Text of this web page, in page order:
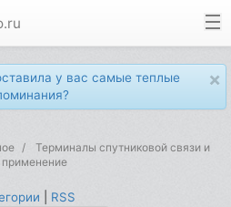
×
у вас самые теплые
Терминалы спутниковой связи и
применение
RSS